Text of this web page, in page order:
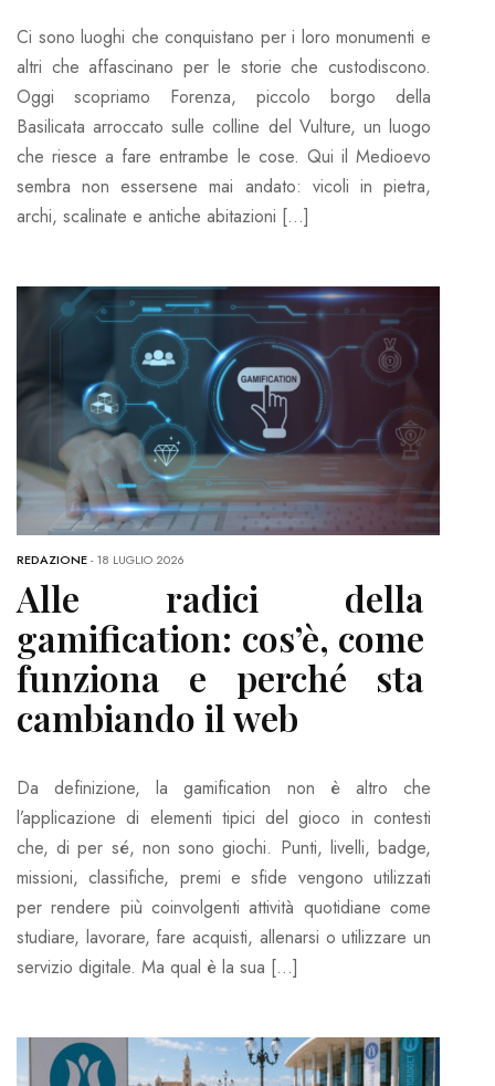
Ci sono luoghi che conquistano per i loro monumenti e
altri che affascinano per le storie che custodiscono.
Oggi scopriamo Forenza, piccolo borgo della
Basilicata arroccato sulle colline del Vulture, un luogo
che riesce a fare entrambe le cose. Qui il Medioevo
sembra non essersene mai andato: vicoli in pietra,
archi, scalinate e antiche abitazioni […]
REDAZIONE-18 LUGLIO 2026
Alle radici della
gamification: cos’è, come
funziona e perché sta
cambiando il web
Da definizione, la gamification non è altro che
l’applicazione di elementi tipici del gioco in contesti
che, di per sé, non sono giochi. Punti, livelli, badge,
missioni, classifiche, premi e sfide vengono utilizzati
per rendere più coinvolgenti attività quotidiane come
studiare, lavorare, fare acquisti, allenarsi o utilizzare un
servizio digitale. Ma qual è la sua […]